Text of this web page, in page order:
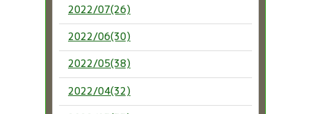
2022/07(26)
2022/06(30)
2022/05(38)
2022/04(32)